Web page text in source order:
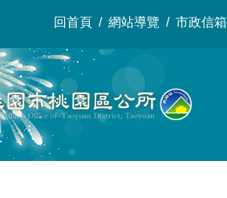
回首頁 網站導覽 市政信箱